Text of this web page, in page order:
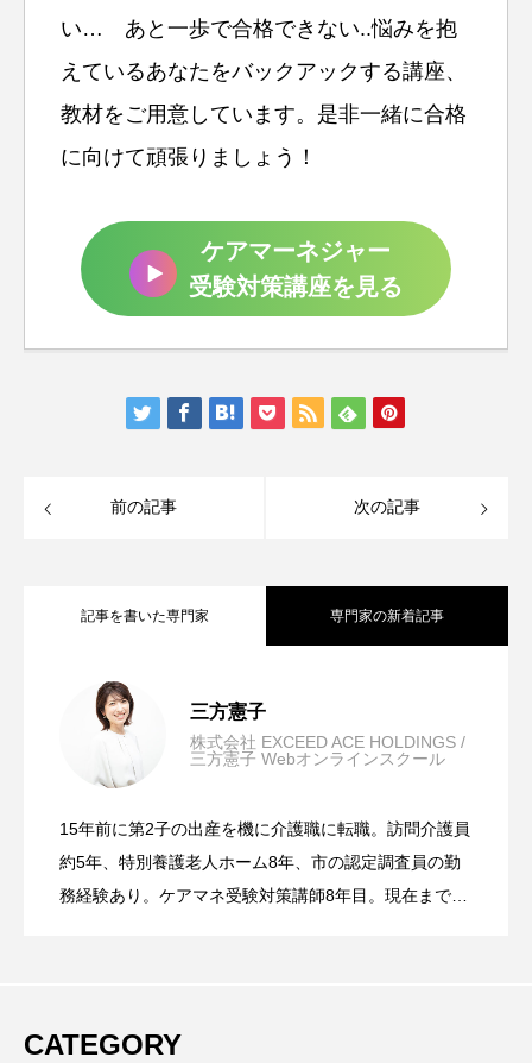
い… あと一歩で合格できない..悩みを抱
えているあなたをバックアックする講座、
教材をご用意しています。是非一緒に合格
に向けて頑張りましょう！
ケアマーネジャー
受験対策講座を見る
前の記事 次の記事
記事を書いた専門家 専門家の新着記事
三方憲子
株式会社 EXCEED ACE HOLDINGS /
三方憲子 Webオンラインスクール
15年前に第2子の出産を機に介護職に転職。訪問介護員
約5年、特別養護老人ホーム8年、市の認定調査員の勤
務経験あり。ケアマネ受験対策講師8年目。現在まで約
2025.10.01
2024.09.19
アップ！『お仕事探しのサポート』も三
2024.09.19 難関試験を突破する！！『ケアマネ受験
CATEGORY